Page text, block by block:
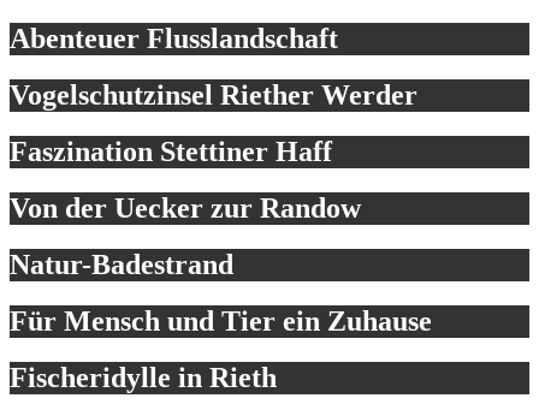
Abenteuer Flusslandschaft
Vogelschutzinsel Riether Werder
Faszination Stettiner Haff
Von der Uecker zur Randow
Natur-Badestrand
Für Mensch und Tier ein Zuhause
Fischeridylle in Rieth